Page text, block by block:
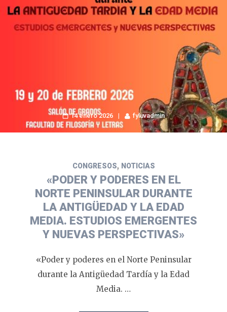
14 enero 2026 fyluvadmin
CONGRESOS, NOTICIAS
«PODER Y PODERES EN EL
NORTE PENINSULAR DURANTE
LA ANTIGÜEDAD Y LA EDAD
MEDIA. ESTUDIOS EMERGENTES
Y NUEVAS PERSPECTIVAS»
«Poder y poderes en el Norte Peninsular
durante la Antigüedad Tardía y la Edad
Media. …